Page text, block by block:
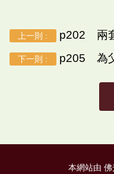
上一則 : p202 兩
下一則 : p205 為
本網站由